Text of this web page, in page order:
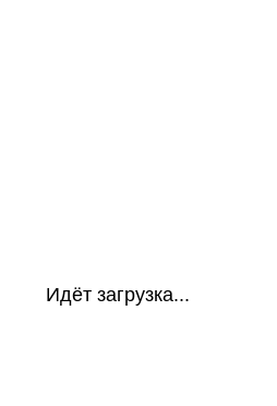
Идёт загрузка...